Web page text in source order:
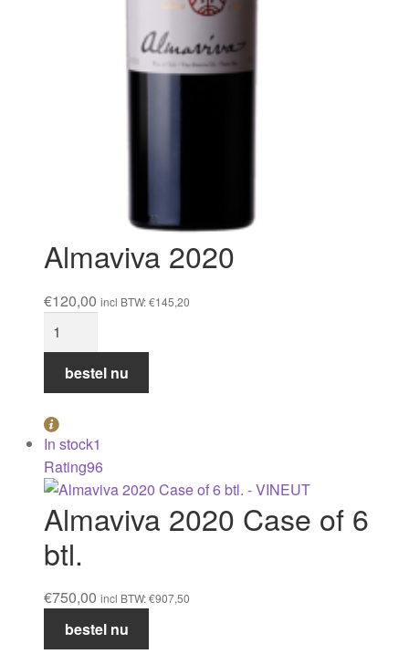
Almaviva 2020
€120,00 incl BTW:€145,20
aantal
bestel nu
In stock1
Rating96
Almaviva 2020 Case of 6
btl.
€750,00 incl BTW:€907,50
Almaviva
2020
bestel nu